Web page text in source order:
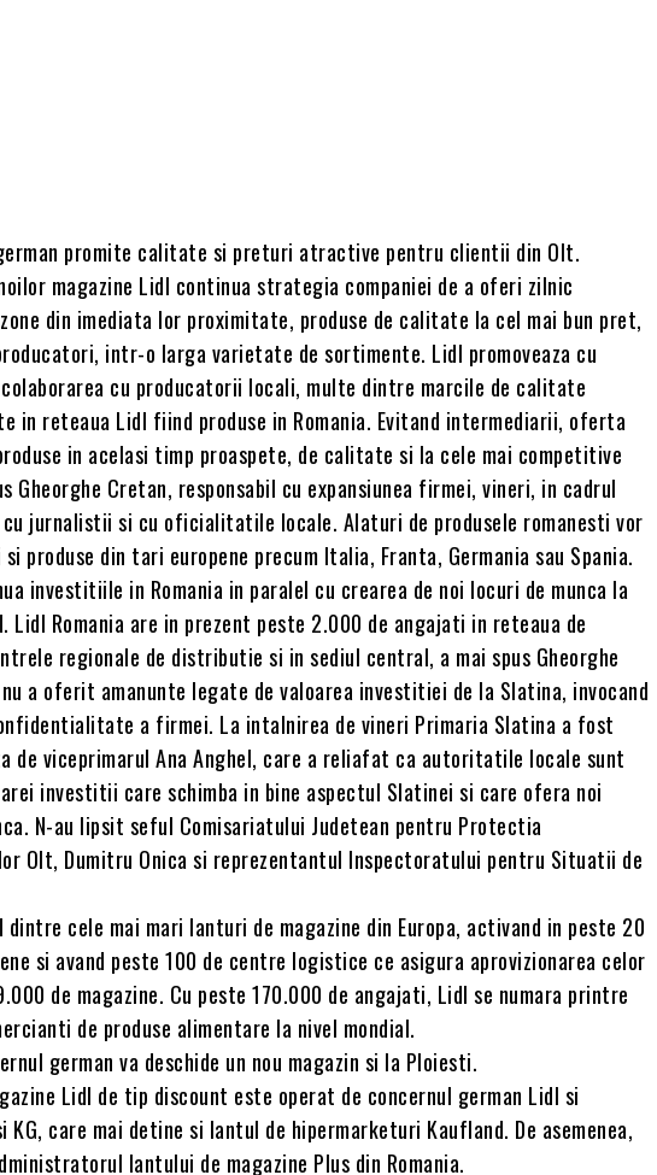
promite calitate si preturi atractive pentru clientii din Olt.
magazine Lidl continua strategia companiei de a oferi zilnic
din imediata lor proximitate, produse de calitate la cel mai bun pret,
intr-o larga varietate de sortimente. Lidl promoveaza cu
cu producatorii locali, multe dintre marcile de calitate
in reteaua Lidl fiind produse in Romania. Evitand intermediarii, oferta
in acelasi timp proaspete, de calitate si la cele mai competitive
Gheorghe Cretan, responsabil cu expansiunea firmei, vineri, in cadrul
jurnalistii si cu oficialitatile locale. Alaturi de produsele romanesti vor
produse din tari europene precum Italia, Franta, Germania sau Spania.
investitiile in Romania in paralel cu crearea de noi locuri de munca la
Lidl Romania are in prezent peste 2.000 de angajati in reteaua de
regionale de distributie si in sediul central, a mai spus Gheorghe
a oferit amanunte legate de valoarea investitiei de la Slatina, invocand
a firmei. La intalnirea de vineri Primaria Slatina a fost
de viceprimarul Ana Anghel, care a reliafat ca autoritatile locale sunt
investitii care schimba in bine aspectul Slatinei si care ofera noi
N-au lipsit seful Comisariatului Judetean pentru Protectia
Olt, Dumitru Onica si reprezentantul Inspectoratului pentru Situatii de
dintre cele mai mari lanturi de magazine din Europa, activand in peste 20
si avand peste 100 de centre logistice ce asigura aprovizionarea celor
de magazine. Cu peste 170.000 de angajati, Lidl se numara printre
de produse alimentare la nivel mondial.
german va deschide un nou magazin si la Ploiesti.
Lidl de tip discount este operat de concernul german Lidl si
KG, care mai detine si lantul de hipermarketuri Kaufland. De asemenea,
lantului de magazine Plus din Romania.